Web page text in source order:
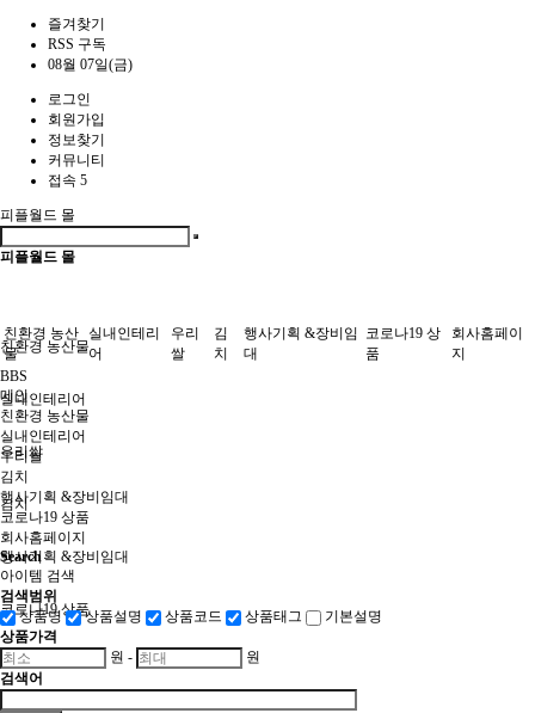
즐겨찾기
RSS 구독
08월 07일(금)
로그인
회원가입
정보찾기
커뮤니티
접속 5
피플월드 몰
피플월드 몰
친환경 농산물
실내인테리어
우리쌀
김치
행사기획 &장비임대
코로나19 상품
회사홈페이지
친환경 농산
물
실내인테리
어
우리
쌀
김
치
행사기획 &장비임
대
코로나19 상
품
회사홈페이
지
BBS
메인
친환경 농산물
실내인테리어
우리쌀
김치
행사기획 &장비임대
코로나19 상품
회사홈페이지
Search
아이템 검색
검색범위
상품명
상품설명 상품코드 상품태그
기본설명
상품가격
원 -
원
검색어